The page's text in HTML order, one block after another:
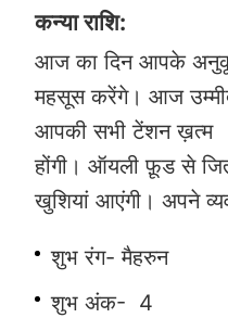
कन्या राशि:
आज का दिन आपके
महसूस करेंगे। आज
आपकी सभी टेंशन ख़त्म
होंगी। ऑयली फ़ूड से
खुशियां आएंगी। अपने
शुभ रंग- मैहरुन
शुभ अंक- 4